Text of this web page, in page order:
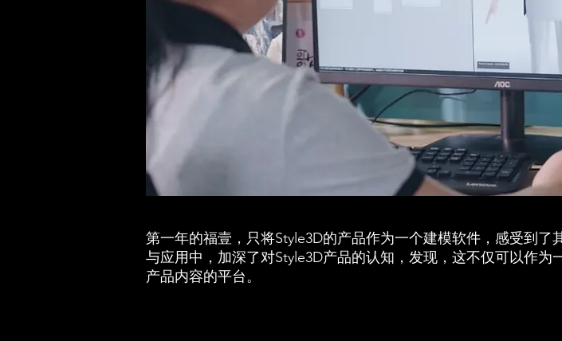
第一年的福壹，只将Style3D的产品作为一个建模软件，感受到
与应用中，加深了对Style3D产品的认知，发现，这不仅可以作为
产品内容的平台。